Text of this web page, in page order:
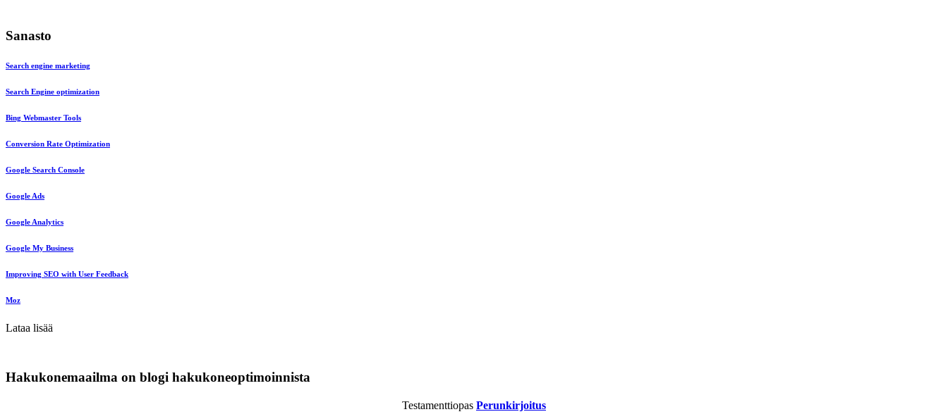
Sanasto
Search engine marketing
Search Engine optimization
Bing Webmaster Tools
Conversion Rate Optimization
Google Search Console
Google Ads
Google Analytics
Google My Business
Improving SEO with User Feedback
Moz
Lataa lisää
Hakukonemaailma on blogi hakukoneoptimoinnista
Testamenttiopas Perunkirjoitus